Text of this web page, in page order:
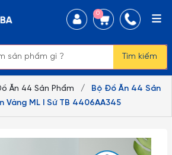
Tìm kiếm
0
Ăn 44 Sản Phẩm /
Bộ Đồ Ăn 44 Sản
Vàng ML I Sứ TB 4406AA345